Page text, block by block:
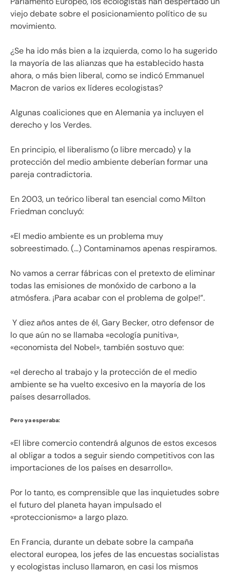
viejo debate sobre el posicionamiento político de su
movimiento.
¿Se ha ido más bien a la izquierda, como lo ha sugerido
la mayoría de las alianzas que ha establecido hasta
ahora, o más bien liberal, como se indicó Emmanuel
Macron de varios ex líderes ecologistas?
Algunas coaliciones que en Alemania ya incluyen el
derecho y los Verdes.
En principio, el liberalismo (o libre mercado) y la
protección del medio ambiente deberían formar una
pareja contradictoria.
En 2003, un teórico liberal tan esencial como Milton
Friedman concluyó:
«El medio ambiente es un problema muy
sobreestimado. (…) Contaminamos apenas respiramos.
No vamos a cerrar fábricas con el pretexto de eliminar
todas las emisiones de monóxido de carbono a la
atmósfera. ¡Para acabar con el problema de golpe!”.
Y diez años antes de él, Gary Becker, otro defensor de
lo que aún no se llamaba «ecología punitiva»,
«economista del Nobel», también sostuvo que:
«el derecho al trabajo y la protección de el medio
ambiente se ha vuelto excesivo en la mayoría de los
países desarrollados.
Pero ya esperaba:
«El libre comercio contendrá algunos de estos excesos
al obligar a todos a seguir siendo competitivos con las
importaciones de los países en desarrollo».
Por lo tanto, es comprensible que las inquietudes sobre
el futuro del planeta hayan impulsado el
«proteccionismo» a largo plazo.
En Francia, durante un debate sobre la campaña
electoral europea, los jefes de las encuestas socialistas
y ecologistas incluso llamaron, en casi los mismos